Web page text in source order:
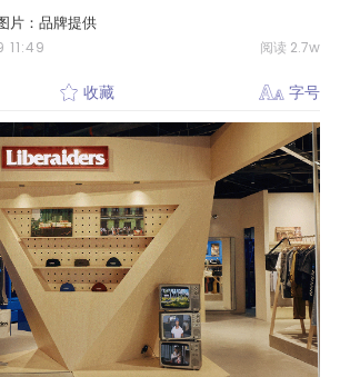
片：品牌提供
阅读 2.7w
收藏 字号